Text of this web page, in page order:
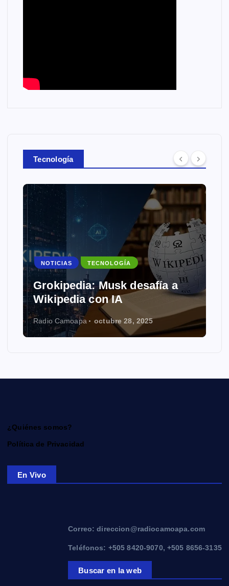
Tecnología
NOTICIAS TECNOLOGÍA
Grokipedia: Musk desafía a
Wikipedia con IA
Radio Camoapa octubre 28, 2025
¿Quiénes somos?
Política de Privacidad
En Vivo
Correo: direccion@radiocamoapa.com
Teléfonos: +505 8420-9070, +505 8656-3135
Buscar en la web